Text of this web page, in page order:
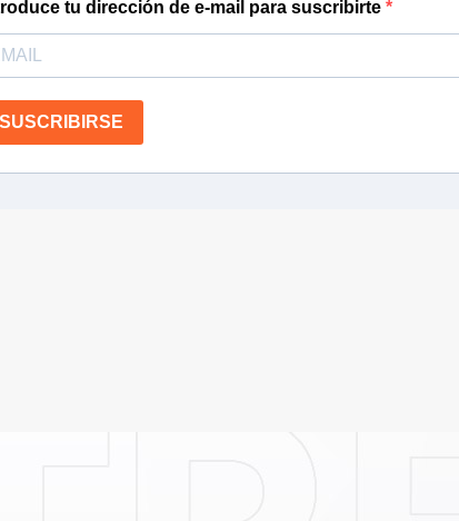
tu dirección de e-mail para suscribirte
SUSCRIBIRSE